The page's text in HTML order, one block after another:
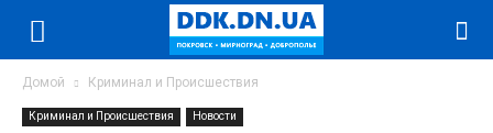
Домой Криминал и Происшествия
Криминал и Происшествия Новости